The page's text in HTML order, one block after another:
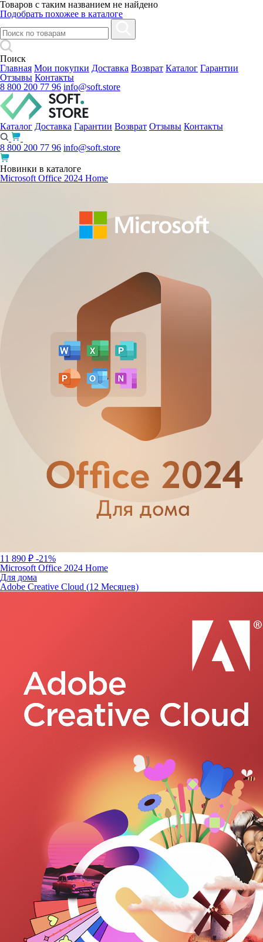
Товаров с таким названием не найдено
Подобрать похожее в каталоге
Поиск
Главная Мои покупки Доставка Возврат Каталог Гарантии
Отзывы Контакты
8 800 200 77 96 info@soft.store
Каталог Доставка Гарантии Возврат Отзывы Контакты
8 800 200 77 96 info@soft.store
Новинки в каталоге
Microsoft Office 2024 Home
11 890 ₽ -21%
Microsoft Office 2024 Home
Для дома
Adobe Creative Cloud (12 Месяцев)